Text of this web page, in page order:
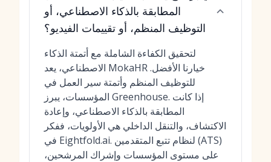
المطابقة بالذكاء الاصطناعي، أو
التوظيف المنظم، أو تقييمات الفيديو؟
لتحقيق الكفاءة الشاملة مع أتمتة الذكاء
الاصطناعي، يعد MokaHR خيارنا الأفضل.
للتوظيف المنظم وأتمتة سير العمل في
المؤسسات، يبرز Greenhouse. إذا كانت
المطابقة بالذكاء الاصطناعي، وإعادة
الاكتشاف، والتنقل الداخلي هي الأولويات، ففكر
في Eightfold.ai. لنظام تتبع المتقدمين (ATS)
على مستوى المؤسسات وإشراك المرشحين،